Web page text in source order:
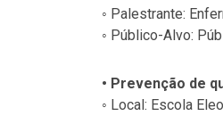
◦ Palestrante:
◦ Público-Alvo:
• Prevenção de
◦ Local: Escola